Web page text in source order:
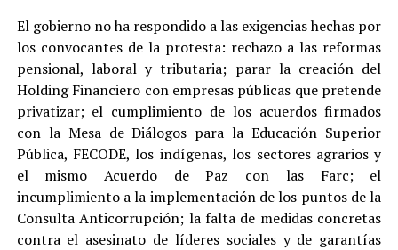
El gobierno no ha respondido a las exigencias hechas por
los convocantes de la protesta: rechazo a las reformas
pensional, laboral y tributaria; parar la creación del
Holding Financiero con empresas públicas que pretende
privatizar; el cumplimiento de los acuerdos firmados
con la Mesa de Diálogos para la Educación Superior
Pública, FECODE, los indígenas, los sectores agrarios y
el mismo Acuerdo de Paz con las Farc; el
incumplimiento a la implementación de los puntos de la
Consulta Anticorrupción; la falta de medidas concretas
contra el asesinato de líderes sociales y de garantías